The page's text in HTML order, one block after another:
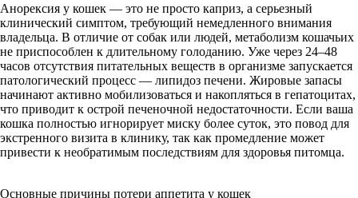
Анорексия у кошек — это не просто каприз, а серьезный
клинический симптом, требующий немедленного внимания
владельца. В отличие от собак или людей, метаболизм кошачьих
не приспособлен к длительному голоданию. Уже через 24–48
часов отсутствия питательных веществ в организме запускается
патологический процесс — липидоз печени. Жировые запасы
начинают активно мобилизоваться и накопляться в гепатоцитах,
что приводит к острой печеночной недостаточности. Если ваша
кошка полностью игнорирует миску более суток, это повод для
экстренного визита в клинику, так как промедление может
привести к необратимым последствиям для здоровья питомца.
Основные причины потери аппетита у кошек